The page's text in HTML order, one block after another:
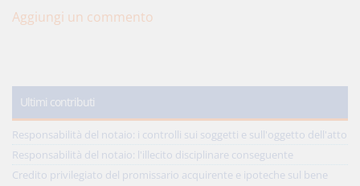
Aggiungi un commento
Ultimi contributi
Responsabilità del notaio: i controlli sui soggetti e sull'oggetto dell'atto
Responsabilità del notaio: l'illecito disciplinare conseguente
Credito privilegiato del promissario acquirente e ipoteche sul bene